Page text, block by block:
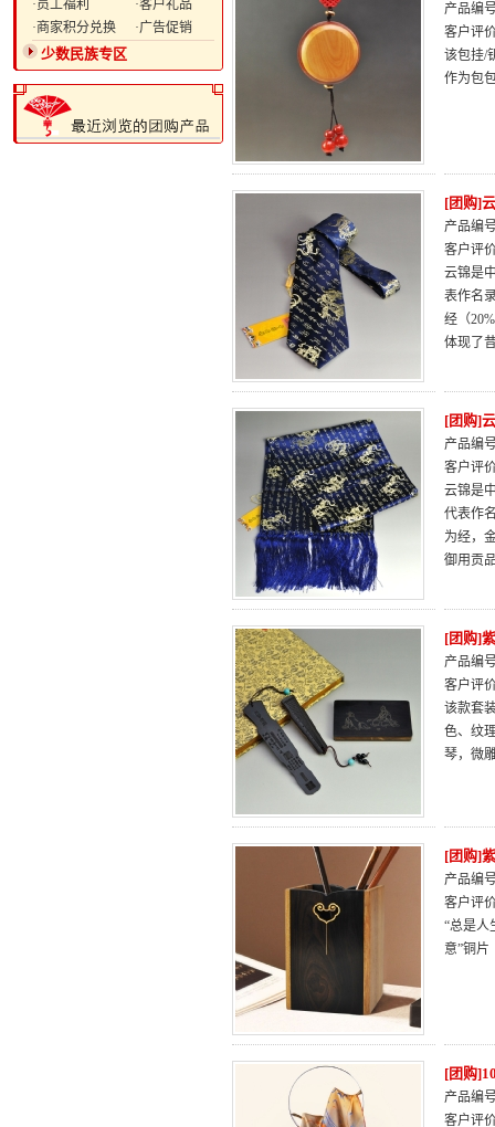
·员工福利
·客户礼品
·商家积分兑换
·广告促销
少数民族专区
产品编
客户评
该包挂/
作为包
[团购]
产品编
客户评
云锦是
表作名
经（
体现了
[团购]
产品编
客户评
云锦是
代表作
为经，
御用贡
[团购]
产品编
客户评
该款套
色、纹
琴，微
[团购]
产品编
客户评
“总是人
意”铜
[团购
产品编
客户评